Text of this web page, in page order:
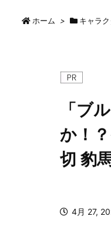
ホーム > キャラ
「ブ
か！
切 豹
4月 27,